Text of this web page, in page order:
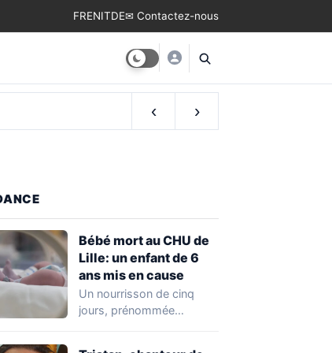
FRENITDE✉ Contactez-nous
‹ ›
Bébé mort au CHU de
Lille: un enfant de 6
ans mis en cause
Un nourrisson de cinq
jours, prénommée